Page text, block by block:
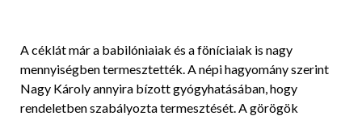
A céklát már a babilóniaiak és a föníciaiak is nagy
mennyiségben termesztették. A népi hagyomány szerint
Nagy Károly annyira bízott gyógyhatásában, hogy
rendeletben szabályozta termesztését. A görögök